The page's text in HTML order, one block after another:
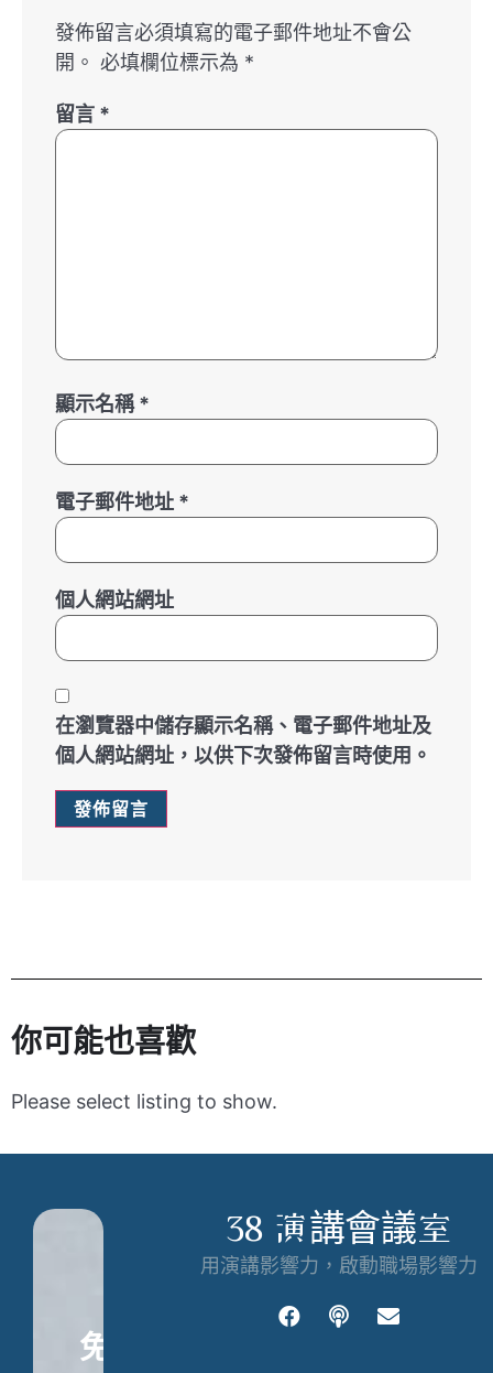
發佈留言必須填寫的電子郵件地址不會公
開。 必填欄位標示為 *
留言 *
顯示名稱*
電子郵件地址 *
個人網站網址
在瀏覽器中儲存顯示名稱、電子郵件地址及
個人網站網址，以供下次發佈留言時使用。
你可能也喜歡
Please select listing to show.
38 演講會議室
用演講影響力，啟動職場影響力
免